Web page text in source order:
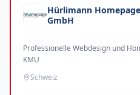
Hürlimann Homepage
GmbH
Professionelle Webdesign und
KMU
Schweiz